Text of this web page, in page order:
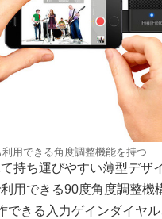
用できる角度調整機能を持つ
持ち運びやすい薄型デザ
用できる90度角度調整機
できる入力ゲインダイヤ